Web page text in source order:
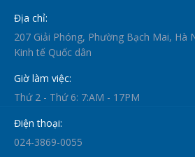
Địa chỉ:
207 Giải Phóng, Phường Bạch Mai, Hà
Kinh tế Quốc dân
Giờ làm việc:
Thứ 2 - Thứ 6: 7:AM - 17PM
Điện thoại:
024-3869-0055